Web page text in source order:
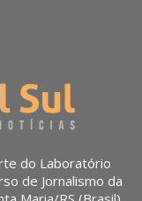
do Laboratório
de Jornalismo da